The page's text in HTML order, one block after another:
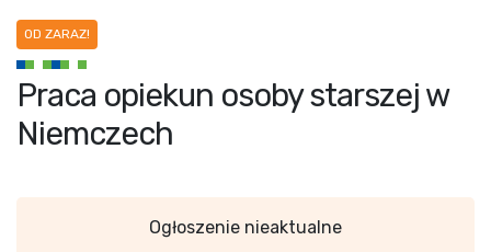
OD ZARAZ!
Praca opiekun osoby starszej w
Niemczech
Ogłoszenie nieaktualne